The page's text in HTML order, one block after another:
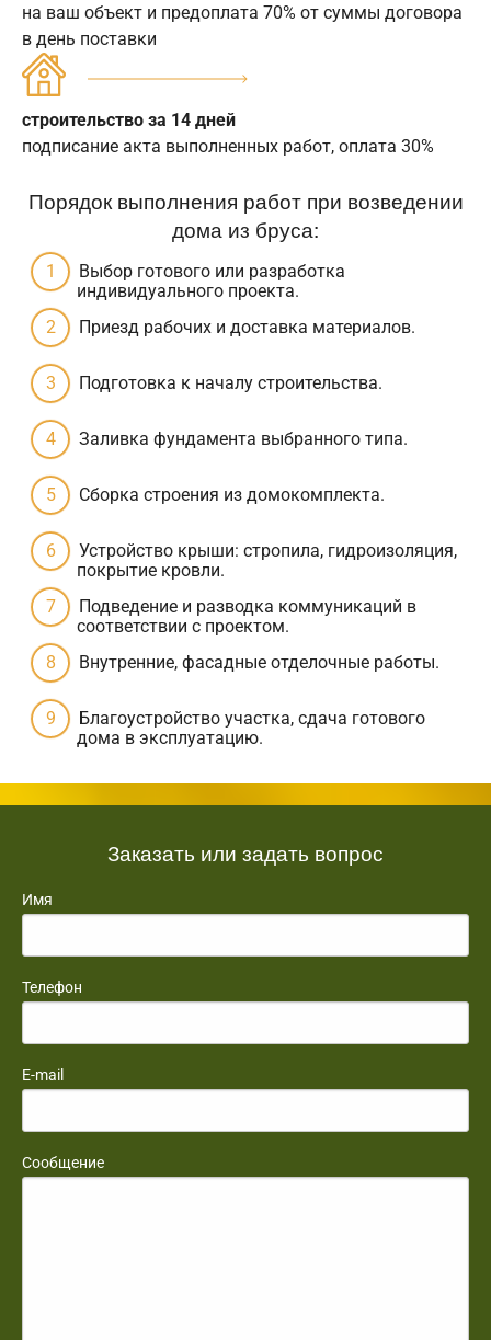
на ваш объект и предоплата 70% от суммы договора
в день поставки
строительство за 14 дней
подписание акта выполненных работ, оплата 30%
Порядок выполнения работ при возведении
дома из бруса:
Выбор готового или разработка
индивидуального проекта.
Приезд рабочих и доставка материалов.
Подготовка к началу строительства.
Заливка фундамента выбранного типа.
Сборка строения из домокомплекта.
Устройство крыши: стропила, гидроизоляция,
покрытие кровли.
Подведение и разводка коммуникаций в
соответствии с проектом.
Внутренние, фасадные отделочные работы.
Благоустройство участка, сдача готового
дома в эксплуатацию.
Заказать или задать вопрос
Имя
Телефон
E-mail
Сообщение